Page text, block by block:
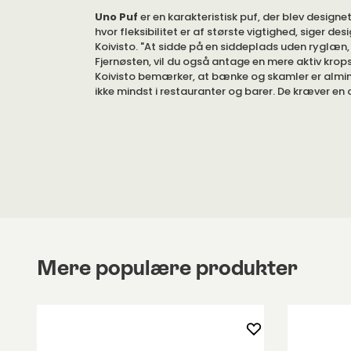
Uno Puf er en karakteristisk puf, der blev
hvor fleksibilitet er af største vigtighed, siger
Koivisto. "At sidde på en siddeplads uden
Fjernøsten, vil du også antage en mere aktiv
Koivisto bemærker, at bænke og skamler er
ikke mindst i restauranter og barer. De kræver
komfortabel og afslappet".
Claesson Koivisto Rune. Da de renoverede det
Mere populære produkter